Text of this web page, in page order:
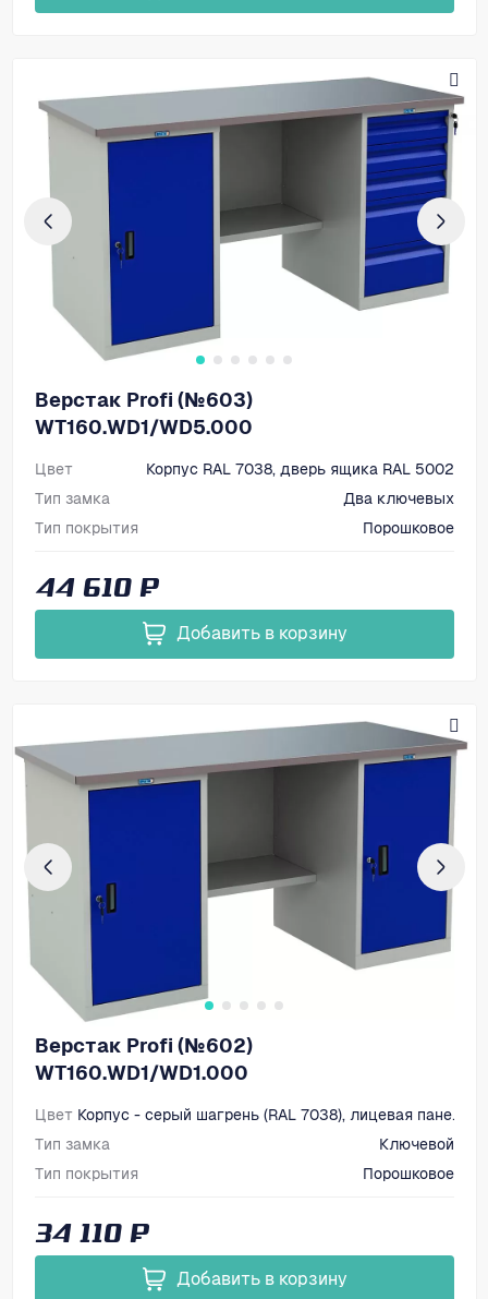
Верстак Profi (№603)
WT160.WD1/WD5.000
Цвет
Корпус RAL 7038, дверь ящика RAL 5002
Тип замка
Два ключевых
Тип покрытия
Порошковое
44 610 ₽
Добавить в корзину
Верстак Profi (№602)
WT160.WD1/WD1.000
Цвет Корпус - серый шагрень (RAL 7038), лицевая панель
Тип замка
Ключевой
Тип покрытия
Порошковое
34 110 ₽
Добавить в корзину